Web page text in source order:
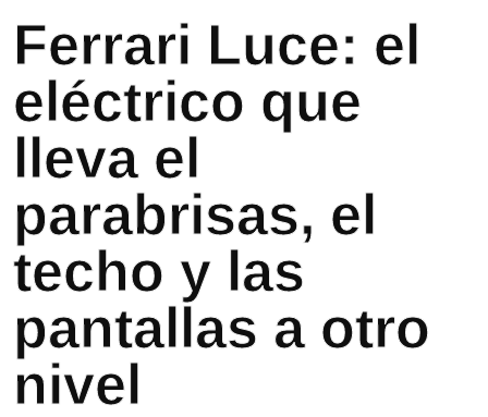
Ferrari Luce: el
eléctrico que
lleva el
parabrisas, el
techo y las
pantallas a otro
nivel